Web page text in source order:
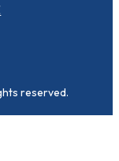
reserved.